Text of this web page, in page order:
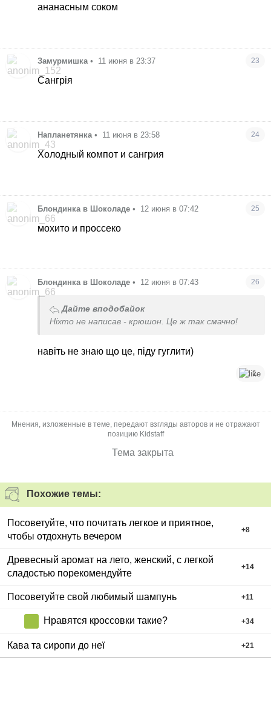
ананасным соком
Замурмишка • 11 июня в 23:37 23
Сангрія
Напланетянка • 11 июня в 23:58 24
Холодный компот и сангрия
Блондинка в Шоколаде • 12 июня в 07:42 25
мохито и проссеко
Блондинка в Шоколаде • 12 июня в 07:43 26
Дайте вподобайок
Ніхто не написав - крюшон. Це ж так смачно!
навіть не знаю що це, піду гуглити)
1
Мнения, изложенные в теме, передают взгляды авторов и не отражают
позицию Kidstaff
Тема закрыта
Похожие темы:
Посоветуйте, что почитать легкое и приятное,
чтобы отдохнуть вечером
+8
Древесный аромат на лето, женский, с легкой
сладостью порекомендуйте
+14
Посоветуйте свой любимый шампунь +11
Нравятся кроссовки такие? +34
Кава та сиропи до неї +21